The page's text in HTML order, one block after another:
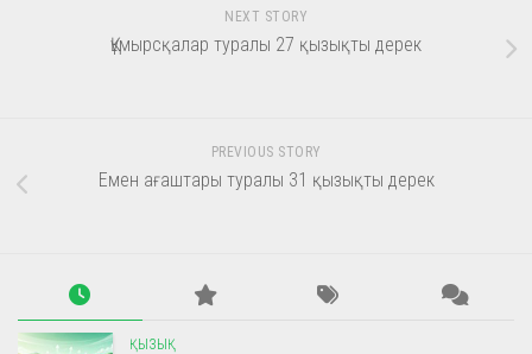
NEXT STORY
Құмырсқалар туралы 27 қызықты дерек
PREVIOUS STORY
Емен ағаштары туралы 31 қызықты дерек
ҚЫЗЫҚ